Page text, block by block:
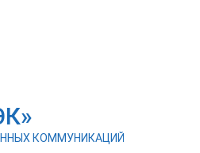
КОММУНИКАЦИЙ